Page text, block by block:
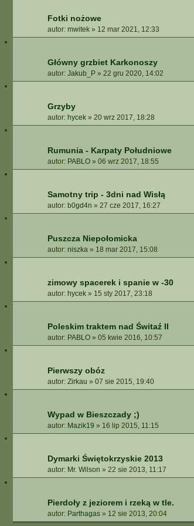
Fotki nożowe
autor: mwitek » 12 mar 2021, 12:33
Główny grzbiet Karkonoszy
autor: Jakub_P » 22 gru 2020, 14:02
Grzyby
autor: hycek » 20 wrz 2017, 18:28
Rumunia - Karpaty Południowe
autor: PABLO » 06 wrz 2017, 18:55
Samotny trip - 3dni nad Wisłą
autor: b0gd4n » 27 cze 2017, 16:27
Puszcza Niepołomicka
autor: niszka » 18 mar 2017, 15:08
zimowy spacerek i spanie w -30
autor: hycek » 15 sty 2017, 23:18
Poleskim traktem nad Świtaź II
autor: PABLO » 05 kwie 2016, 10:57
Pierwszy obóz
autor: Zirkau » 07 sie 2015, 19:40
Wypad w Bieszczady ;)
autor: Mazik19 » 16 lip 2015, 11:15
Dymarki Świętokrzyskie 2013
autor: Mr. Wilson » 22 sie 2013, 11:17
Pierdoły z jeziorem i rzeką w tle.
autor: Parthagas » 12 sie 2013, 20:04